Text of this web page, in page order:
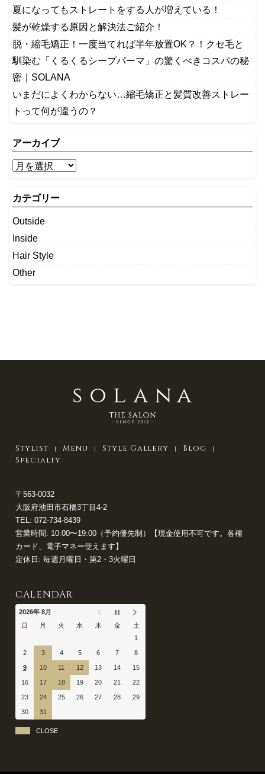
夏になってもストレートをする人が増えている！
髪が乾燥する原因と解決法ご紹介！
脱・縮毛矯正！一度当てれば半年放置OK？！クセ毛と
馴染む「くるくるシープパーマ」の驚くべきコスパの秘
密｜SOLANA
いまだによくわからない…縮毛矯正と髪質改善ストレー
トって何が違うの？
アーカイブ
カテゴリー
Outside
Inside
Hair Style
Other
Stylist Menu Style Gallery
Blog
Specialty
〒563-0032
大阪府池田市石橋3丁目4-2
TEL: 072-734-8439
営業時間: 10:00〜19:00（予約優先制）【現金使用不可です。各種
カード、電子マネー使えます】
定休日: 毎週月曜日・第2・3火曜日
CALENDAR
2026年 8月
日
月 火 水 木 金
土
1
2 3 4 5 6 7 8
9 10 11 12 13 14 15
16 17 18 19 20 21 22
23 24 25 26 27 28 29
30 31
CLOSE